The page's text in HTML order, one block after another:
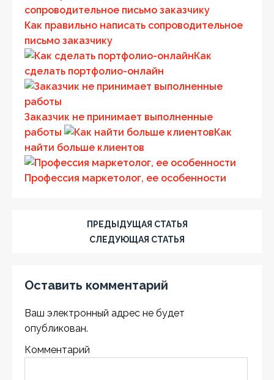
Как правильно написать сопроводительное
письмо заказчику
Как
сделать портфолио-онлайн
Заказчик не принимает выполненные
работы
Как
найти больше клиентов
Профессия маркетолог, ее особенности
ПРЕДЫДУЩАЯ СТАТЬЯ
СЛЕДУЮЩАЯ СТАТЬЯ
Оставить комментарий
Ваш электронный адрес не будет
опубликован.
Комментарий